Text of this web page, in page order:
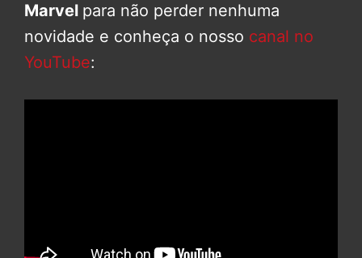
Marvel para não perder nenhuma
novidade e conheça o nosso canal no
YouTube: